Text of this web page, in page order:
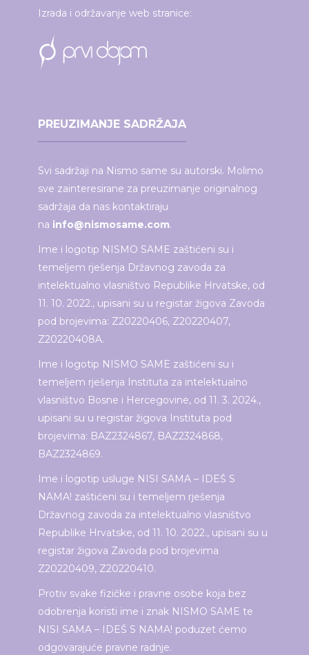
Izrada i održavanje web stranice:
PREUZIMANJE SADRŽAJA
Svi sadržaji na Nismo same su autorski. Molimo
sve zainteresirane za preuzimanje originalnog
sadržaja da nas kontaktiraju
na info@nismosame.com.
Ime i logotip NISMO SAME zaštićeni su i
temeljem rješenja Državnog zavoda za
intelektualno vlasništvo Republike Hrvatske, od
11. 10. 2022., upisani su u registar žigova Zavoda
pod brojevima: Z20220406, Z20220407,
Z20220408A.
Ime i logotip NISMO SAME zaštićeni su i
temeljem rješenja Instituta za intelektualno
vlasništvo Bosne i Hercegovine, od 11. 3. 2024.,
upisani su u registar žigova Instituta pod
brojevima: BAZ2324867, BAZ2324868,
BAZ2324869.
Ime i logotip usluge NISI SAMA – IDEŠ S
NAMA! zaštićeni su i temeljem rješenja
Državnog zavoda za intelektualno vlasništvo
Republike Hrvatske, od 11. 10. 2022., upisani su u
registar žigova Zavoda pod brojevima
Z20220409, Z20220410.
Protiv svake fizičke i pravne osobe koja bez
odobrenja koristi ime i znak NISMO SAME te
NISI SAMA – IDEŠ S NAMA! poduzet ćemo
odgovarajuće pravne radnje.